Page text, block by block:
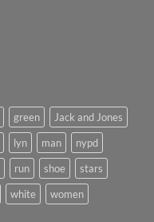
green
Jack and Jones
lyn man
nypd
run shoe
stars
white women